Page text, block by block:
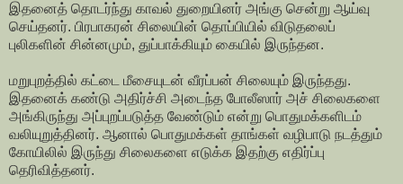
இதனைத் தொடர்ந்து காவல் துறையினர் அங்கு சென்று ஆய்வு
செய்தனர். பிரபாகரன் சிலையின் தொப்பியில் விடுதலைப்
புலிகளின் சின்னமும், துப்பாக்கியும் கையில் இருந்தன.
மறுபுறத்தில் கட்டை மீசையுடன் வீரப்பன் சிலையும் இருந்தது.
இதனைக் கண்டு அதிர்ச்சி அடைந்த போலீஸார் அச் சிலைகளை
அங்கிருந்து அப்புறப்படுத்த வேண்டும் என்று பொதுமக்களிடம்
வலியுறுத்தினர். ஆனால் பொதுமக்கள் தாங்கள் வழிபாடு நடத்தும்
கோயிலில் இருந்து சிலைகளை எடுக்க இதற்கு எதிர்ப்பு
தெரிவித்தனர்.